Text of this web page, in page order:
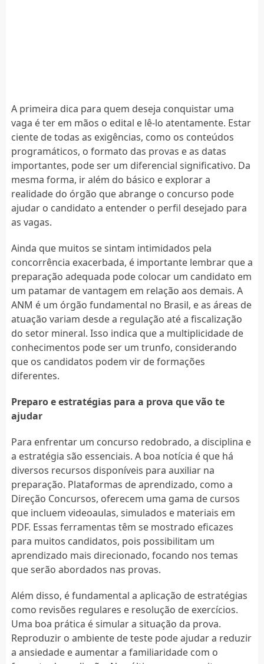
A primeira dica para quem deseja conquistar uma
vaga é ter em mãos o edital e lê-lo atentamente. Estar
ciente de todas as exigências, como os conteúdos
programáticos, o formato das provas e as datas
importantes, pode ser um diferencial significativo. Da
mesma forma, ir além do básico e explorar a
realidade do órgão que abrange o concurso pode
ajudar o candidato a entender o perfil desejado para
as vagas.
Ainda que muitos se sintam intimidados pela
concorrência exacerbada, é importante lembrar que a
preparação adequada pode colocar um candidato em
um patamar de vantagem em relação aos demais. A
ANM é um órgão fundamental no Brasil, e as áreas de
atuação variam desde a regulação até a fiscalização
do setor mineral. Isso indica que a multiplicidade de
conhecimentos pode ser um trunfo, considerando
que os candidatos podem vir de formações
diferentes.
Preparo e estratégias para a prova que vão te
ajudar
Para enfrentar um concurso redobrado, a disciplina e
a estratégia são essenciais. A boa notícia é que há
diversos recursos disponíveis para auxiliar na
preparação. Plataformas de aprendizado, como a
Direção Concursos, oferecem uma gama de cursos
que incluem videoaulas, simulados e materiais em
PDF. Essas ferramentas têm se mostrado eficazes
para muitos candidatos, pois possibilitam um
aprendizado mais direcionado, focando nos temas
que serão abordados nas provas.
Além disso, é fundamental a aplicação de estratégias
como revisões regulares e resolução de exercícios.
Uma boa prática é simular a situação da prova.
Reproduzir o ambiente de teste pode ajudar a reduzir
a ansiedade e aumentar a familiaridade com o